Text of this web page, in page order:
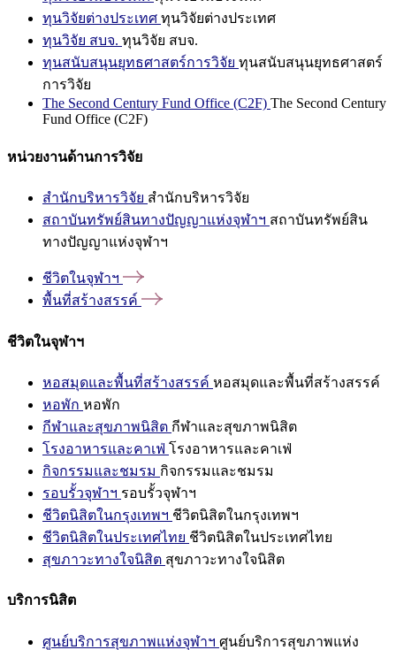
ทุนวิจัยต่างประเทศ ทุนวิจัยต่างประเทศ
ทุนวิจัย สบจ. ทุนวิจัย สบจ.
ทุนสนับสนุนยุทธศาสตร์การวิจัย ทุนสนับสนุนยุทธศาสตร์
การวิจัย
The Second Century Fund Office (C2F) The Second Century
Fund Office (C2F)
หน่วยงานด้านการวิจัย
สำนักบริหารวิจัย สำนักบริหารวิจัย
สถาบันทรัพย์สินทางปัญญาแห่งจุฬาฯ สถาบันทรัพย์สิน
ทางปัญญาแห่งจุฬาฯ
ชีวิตในจุฬาฯ
พื้นที่สร้างสรรค์
ชีวิตในจุฬาฯ
หอสมุดและพื้นที่สร้างสรรค์ หอสมุดและพื้นที่สร้างสรรค์
หอพัก หอพัก
กีฬาและสุขภาพนิสิต กีฬาและสุขภาพนิสิต
โรงอาหารและคาเฟ่ โรงอาหารและคาเฟ่
กิจกรรมและชมรม กิจกรรมและชมรม
รอบรั้วจุฬาฯ รอบรั้วจุฬาฯ
ชีวิตนิสิตในกรุงเทพฯ ชีวิตนิสิตในกรุงเทพฯ
ชีวิตนิสิตในประเทศไทย ชีวิตนิสิตในประเทศไทย
สุขภาวะทางใจนิสิต สุขภาวะทางใจนิสิต
บริการนิสิต
ศูนย์บริการสุขภาพแห่งจุฬาฯ ศูนย์บริการสุขภาพแห่ง